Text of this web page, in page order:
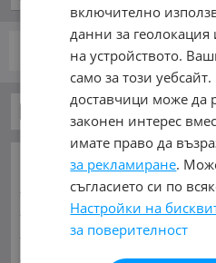
стр.
Бусове
ОСНОВНИ КАТЕГОРИИ В
Карта на сайта
Камиони Мотоциклети
Индустриални Кари
Велосипеди
включително
данни за геолокация
на устройството.
само за този
доставчици може да
законен интерес
имате право да
за рекламиране.
съгласието си по
Настройки на
за поверителност